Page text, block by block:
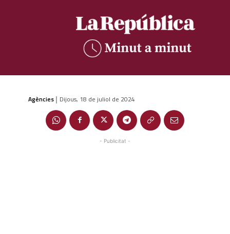
Agències | Dijous, 18 de juliol de 2024
- Publicitat -